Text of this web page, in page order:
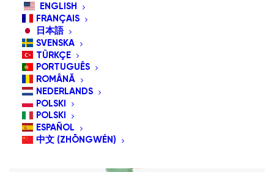
ENGLISH
FRANÇAIS
日本語
SVENSKA
TÜRKÇE
PORTUGUÊS
ROMÂNĂ
NEDERLANDS
POLSKI
POLSKI
ESPAÑOL
中文 (ZHŌNGWÉN)